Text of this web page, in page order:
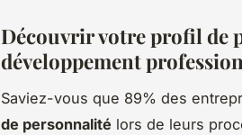
Découvrir votre profil de
développement
Saviez-vous que 89% des
de personnalité lors de leurs